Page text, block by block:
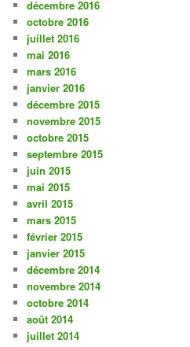
décembre 2016
octobre 2016
juillet 2016
mai 2016
mars 2016
janvier 2016
décembre 2015
novembre 2015
octobre 2015
septembre 2015
juin 2015
mai 2015
avril 2015
mars 2015
février 2015
janvier 2015
décembre 2014
novembre 2014
octobre 2014
août 2014
juillet 2014